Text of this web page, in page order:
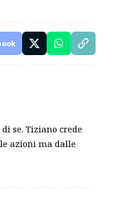
se. Tiziano crede
azioni ma dalle